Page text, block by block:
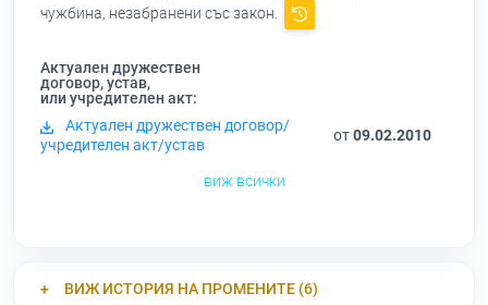
чужбина, незабранени със закон.
Актуален дружествен
договор, устав,
или учредителен акт:
Актуален дружествен договор/
учредителен акт/устав
от09.02.2010
виж всички
ВИЖ ИСТОРИЯ НА ПРОМЕНИТЕ (6)